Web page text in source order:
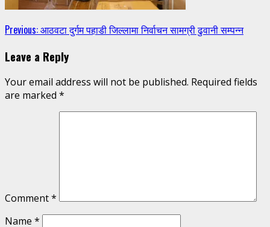
Continue
Reading
Previous:आठवटा दुर्गम पहाडी जिल्लामा निर्वाचन सामग्री ढुवानी सम्पन्न
Leave a Reply
Your email address will not be published. Required fields
are marked *
Comment*
Name *